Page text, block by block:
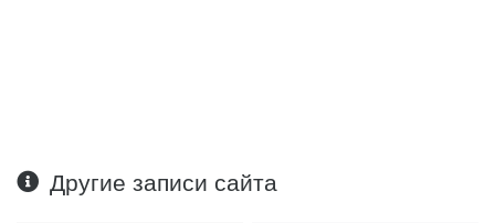
Другие записи сайта